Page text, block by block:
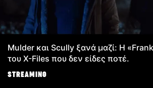
Mulder και Scully ξανά μαζί: Η
του X-Files που δεν είδες ποτέ.
STREAMING